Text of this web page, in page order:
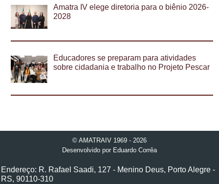
Amatra IV elege diretoria para o biênio 2026-
2028
Educadores se preparam para atividades
sobre cidadania e trabalho no Projeto Pescar
© AMATRAIV 1969 - 2026
Desenvolvido por Eduardo Corrêa
Endereço: R. Rafael Saadi, 127 - Menino Deus, Porto Alegre -
RS, 90110-310